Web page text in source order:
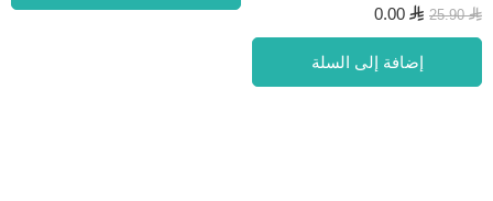
⃁
25.90
⃁
إضافة إلى السلة